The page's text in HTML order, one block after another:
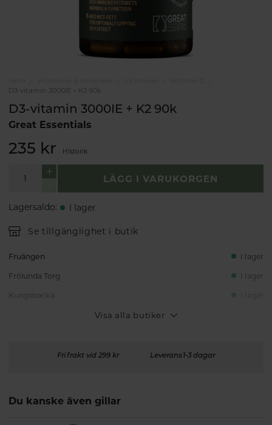
D3-vitamin 3000IE + K2 90k
D3-vitamin 3000IE + K2 90k
Great Essentials
235 kr Historik
LÄGG I VARUKORGEN
Lagersaldo: I lager
Se tillgänglighet i butik
Fruängen I lager
Frölunda Torg I lager
Visa alla butiker
Fri frakt vid 299 kr Leverans 1-3 dagar
Du kanske även gillar